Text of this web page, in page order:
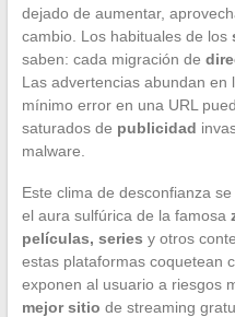
dejado de aumentar,
cambio. Los habituales de los
saben: cada migración de
Las advertencias abundan en
mínimo error en una URL
saturados de publicidad
malware.
Este clima de desconfianza
el aura sulfúrica de la famosa
películas, series y otros
estas plataformas coquetean
exponen al usuario a riesgos
mejor sitio de streaming